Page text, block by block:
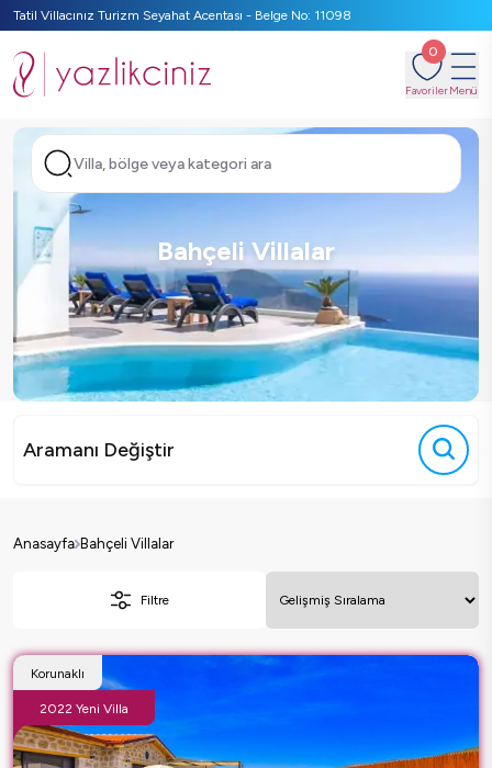
Tatil Villacınız Turizm Seyahat Acentası - Belge No: 11098
0
FavorilerMenü
Villa, bölge veya kategori ara
Bahçeli Villalar
Aramanı Değiştir
Anasayfa Bahçeli Villalar
Filtre
Korunaklı
2022 Yeni Villa